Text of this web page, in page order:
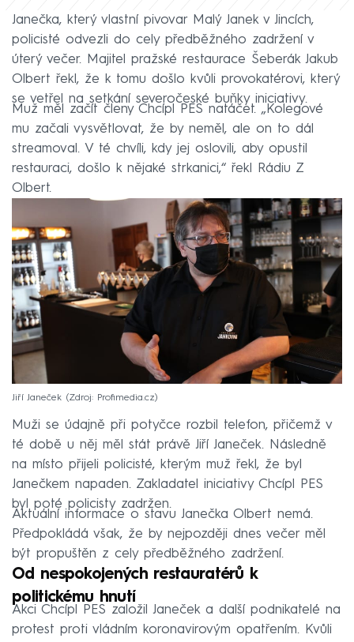
Janečka, který vlastní pivovar Malý Janek v Jincích,
policisté odvezli do cely předběžného zadržení v
úterý večer. Majitel pražské restaurace Šeberák Jakub
Olbert řekl, že k tomu došlo kvůli provokatérovi, který
se vetřel na setkání severočeské buňky iniciativy.
Muž měl začít členy Chcípl PES natáčet. „Kolegové
mu začali vysvětlovat, že by neměl, ale on to dál
streamoval. V té chvíli, kdy jej oslovili, aby opustil
restauraci, došlo k nějaké strkanici,“ řekl Rádiu Z
Olbert.
Jiří Janeček Zdroj: Profimedia.cz
Muži se údajně při potyčce rozbil telefon, přičemž v
té době u něj měl stát právě Jiří Janeček. Následně
na místo přijeli policisté, kterým muž řekl, že byl
Janečkem napaden. Zakladatel iniciativy Chcípl PES
byl poté policisty zadržen.
Aktuální informace o stavu Janečka Olbert nemá.
Předpokládá však, že by nejpozději dnes večer měl
být propuštěn z cely předběžného zadržení.
Od nespokojených restauratérů k
politickému hnutí
Akci Chcípl PES založil Janeček a další podnikatelé na
protest proti vládním koronavirovým opatřením. Kvůli